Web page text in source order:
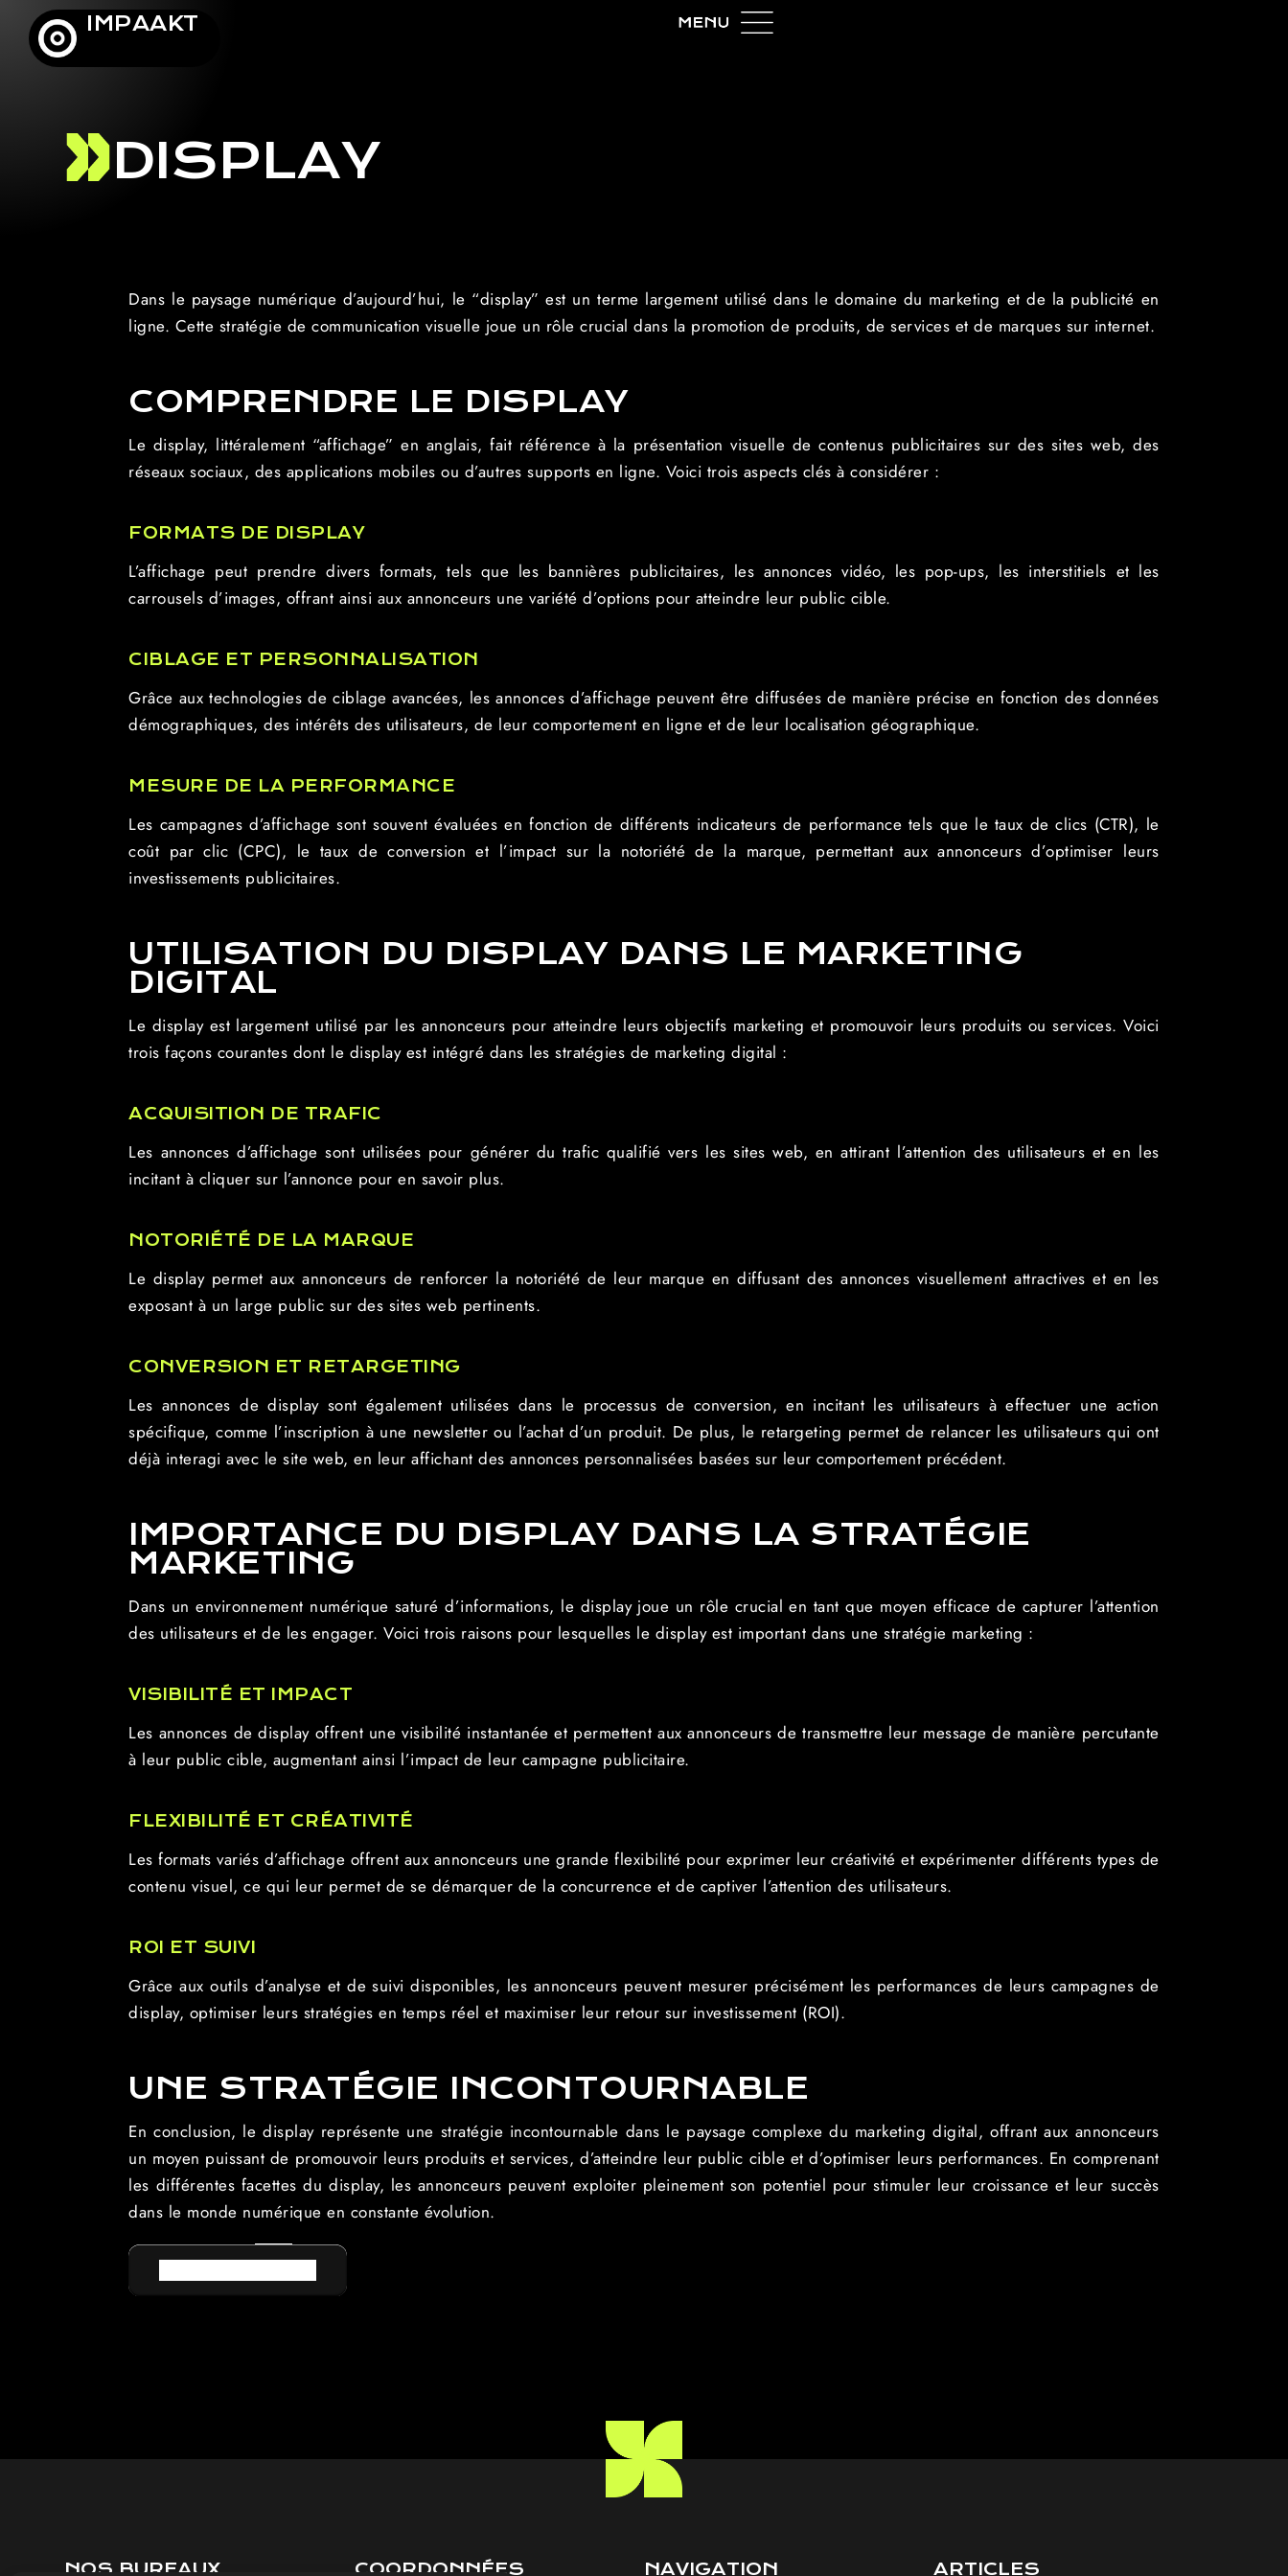
IMPAAKT
DISPLAY
Dans le paysage numérique d’aujourd’hui, le “display” est un terme largement utilisé dans le domaine du marketing et de la publicité en
ligne. Cette stratégie de communication visuelle joue un rôle crucial dans la promotion de produits, de services et de marques sur internet.
COMPRENDRE LE DISPLAY
Le display, littéralement “affichage” en anglais, fait référence à la présentation visuelle de contenus publicitaires sur des sites web, des
réseaux sociaux, des applications mobiles ou d’autres supports en ligne. Voici trois aspects clés à considérer :
FORMATS DE DISPLAY
L’affichage peut prendre divers formats, tels que les bannières publicitaires, les annonces vidéo, les pop-ups, les interstitiels et les
carrousels d’images, offrant ainsi aux annonceurs une variété d’options pour atteindre leur public cible.
CIBLAGE ET PERSONNALISATION
Grâce aux technologies de ciblage avancées, les annonces d’affichage peuvent être diffusées de manière précise en fonction des données
démographiques, des intérêts des utilisateurs, de leur comportement en ligne et de leur localisation géographique.
MESURE DE LA PERFORMANCE
Les campagnes d’affichage sont souvent évaluées en fonction de différents indicateurs de performance tels que le taux de clics (CTR), le
coût par clic (CPC), le taux de conversion et l’impact sur la notoriété de la marque, permettant aux annonceurs d’optimiser leurs
investissements publicitaires.
UTILISATION DU DISPLAY DANS LE MARKETING
DIGITAL
Le display est largement utilisé par les annonceurs pour atteindre leurs objectifs marketing et promouvoir leurs produits ou services. Voici
trois façons courantes dont le display est intégré dans les stratégies de marketing digital :
ACQUISITION DE TRAFIC
Les annonces d’affichage sont utilisées pour générer du trafic qualifié vers les sites web, en attirant l’attention des utilisateurs et en les
incitant à cliquer sur l’annonce pour en savoir plus.
NOTORIÉTÉ DE LA MARQUE
Le display permet aux annonceurs de renforcer la notoriété de leur marque en diffusant des annonces visuellement attractives et en les
exposant à un large public sur des sites web pertinents.
CONVERSION ET RETARGETING
Les annonces de display sont également utilisées dans le processus de conversion, en incitant les utilisateurs à effectuer une action
spécifique, comme l’inscription à une newsletter ou l’achat d’un produit. De plus, le retargeting permet de relancer les utilisateurs qui ont
déjà interagi avec le site web, en leur affichant des annonces personnalisées basées sur leur comportement précédent.
IMPORTANCE DU DISPLAY DANS LA STRATÉGIE
MARKETING
Dans un environnement numérique saturé d’informations, le display joue un rôle crucial en tant que moyen efficace de capturer l’attention
des utilisateurs et de les engager. Voici trois raisons pour lesquelles le display est important dans une stratégie marketing :
VISIBILITÉ ET IMPACT
Les annonces de display offrent une visibilité instantanée et permettent aux annonceurs de transmettre leur message de manière percutante
à leur public cible, augmentant ainsi l’impact de leur campagne publicitaire.
FLEXIBILITÉ ET CRÉATIVITÉ
Les formats variés d’affichage offrent aux annonceurs une grande flexibilité pour exprimer leur créativité et expérimenter différents types de
contenu visuel, ce qui leur permet de se démarquer de la concurrence et de captiver l’attention des utilisateurs.
ROI ET SUIVI
Grâce aux outils d’analyse et de suivi disponibles, les annonceurs peuvent mesurer précisément les performances de leurs campagnes de
display, optimiser leurs stratégies en temps réel et maximiser leur retour sur investissement (ROI).
UNE STRATÉGIE INCONTOURNABLE
En conclusion, le display représente une stratégie incontournable dans le paysage complexe du marketing digital, offrant aux annonceurs
un moyen puissant de promouvoir leurs produits et services, d’atteindre leur public cible et d’optimiser leurs performances. En comprenant
les différentes facettes du display, les annonceurs peuvent exploiter pleinement son potentiel pour stimuler leur croissance et leur succès
dans le monde numérique en constante évolution.
NOS BUREAUX COORDONNÉES NAVIGATION ARTICLES